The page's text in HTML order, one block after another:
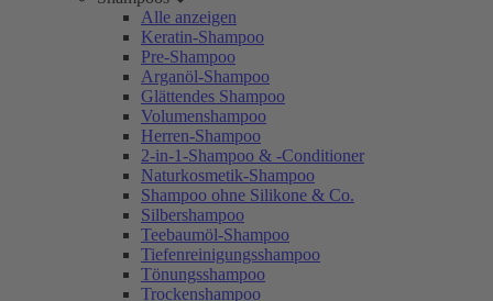
Alle anzeigen
Keratin-Shampoo
Pre-Shampoo
Arganöl-Shampoo
Glättendes Shampoo
Volumenshampoo
Herren-Shampoo
2-in-1-Shampoo & -Conditioner
Naturkosmetik-Shampoo
Shampoo ohne Silikone & Co.
Silbershampoo
Teebaumöl-Shampoo
Tiefenreinigungsshampoo
Tönungsshampoo
Trockenshampoo